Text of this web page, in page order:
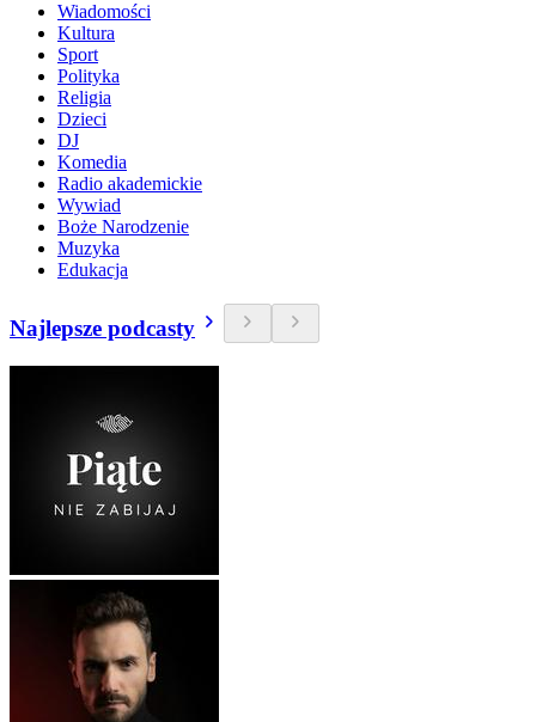
Wiadomości
Kultura
Sport
Polityka
Religia
Dzieci
DJ
Komedia
Radio akademickie
Wywiad
Boże Narodzenie
Muzyka
Edukacja
Najlepsze podcasty